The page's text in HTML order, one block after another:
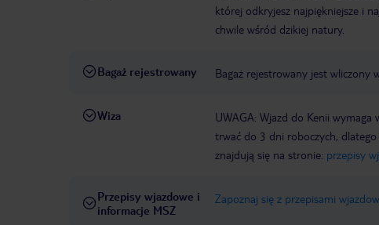
której odkryjesz najpiękniejsze i
chwile wśród dzikiej natury.
Bagaż rejestrowany Bagaż rejestrowany jest wliczony
Wiza
UWAGA: Wjazd do Kenii
trwać do 3 dni roboczych,
znajdują się na stronie: przepisy
Przepisy wjazdowe i
informacje MSZ
Zapoznaj się z przepisami